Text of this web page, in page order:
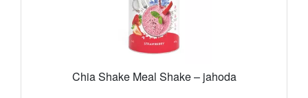
Chia Shake Meal Shake – jahoda